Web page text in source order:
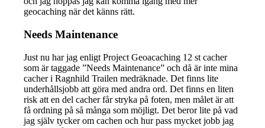
geocaching när det känns rätt.
Needs Maintenance
Just nu har jag enligt Project Geoacaching 12 st cacher
som är taggade ”Needs Maintenance” och då är inte mina
cacher i Ragnhild Trailen medräknade. Det finns lite
underhållsjobb att göra med andra ord. Det finns en liten
risk att en del cacher får stryka på foten, men målet är att
få ordning på så många som möjligt. Det beror lite på vad
jag själv tycker om cachen och hur pass mycket jobb jag